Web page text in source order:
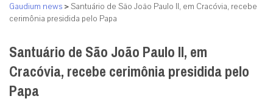
Gaudium news >Santuário de São João Paulo II, em Cracóvia, recebe
cerimônia presidida pelo Papa
Santuário de São João Paulo II, em
Cracóvia, recebe cerimônia presidida pelo
Papa